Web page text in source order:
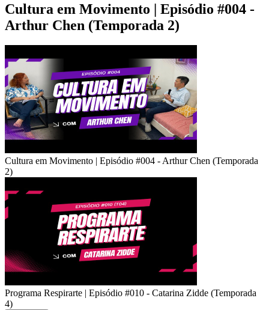
Cultura em Movimento | Episódio #004 -
Arthur Chen (Temporada 2)
Cultura em Movimento | Episódio #004 - Arthur Chen (Temporada
2)
Programa Respirarte | Episódio #010 - Catarina Zidde (Temporada
4)